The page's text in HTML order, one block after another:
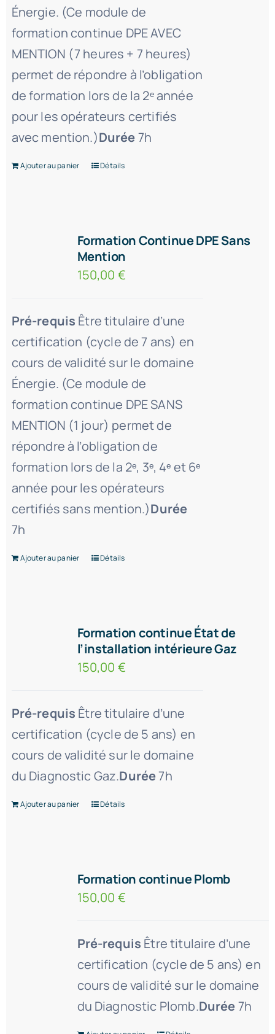
Énergie. (Ce module de
formation continue DPE AVEC
MENTION (7 heures + 7 heures)
permet de répondre à l’obligation
de formation lors de la 2ᵉ année
pour les opérateurs certifiés
avec mention.)Durée7h
Ajouter au panier Détails
Formation Continue DPE Sans
Mention
150,00 €
Pré-requis Être titulaire d’une
certification (cycle de 7 ans) en
cours de validité sur le domaine
Énergie. (Ce module de
formation continue DPE SANS
MENTION (1 jour) permet de
répondre à l’obligation de
formation lors de la 2ᵉ, 3ᵉ, 4ᵉ et 6ᵉ
année pour les opérateurs
certifiés sans mention.)Durée
7h
Ajouter au panier Détails
Formation continue État de
l’installation intérieure Gaz
150,00 €
Pré-requis Être titulaire d’une
certification (cycle de 5 ans) en
cours de validité sur le domaine
du Diagnostic Gaz.Durée7h
Ajouter au panier Détails
Formation continue Plomb
150,00 €
Pré-requis Être titulaire d’une
certification (cycle de 5 ans) en
cours de validité sur le domaine
du Diagnostic Plomb.Durée7h